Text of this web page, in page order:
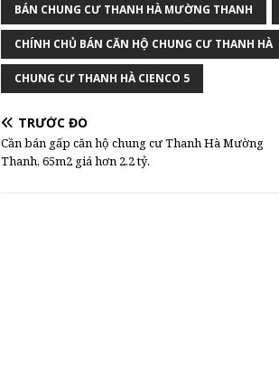
BÁN CHUNG CƯ THANH HÀ MƯỜNG THANH
CHÍNH CHỦ BÁN CĂN HỘ CHUNG CƯ THANH HÀ
CHUNG CƯ THANH HÀ CIENCO 5
TRƯỚC ĐÓ
Cần bán gấp căn hộ chung cư Thanh Hà Mường
Thanh, 65m2 giá hơn 2,2 tỷ.